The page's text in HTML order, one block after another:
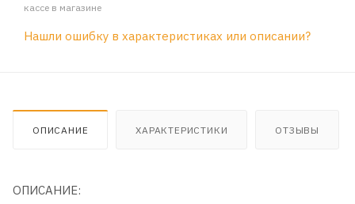
кассе в магазине
Нашли ошибку в характеристиках или описании?
ОПИСАНИЕ ХАРАКТЕРИСТИКИ ОТЗЫВЫ
ОПИСАНИЕ: